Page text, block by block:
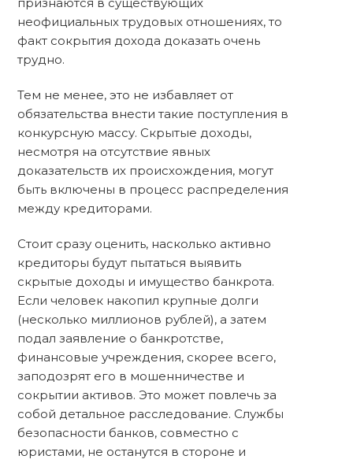
неофициальных трудовых отношениях, то
факт сокрытия дохода доказать очень
трудно.
Тем не менее, это не избавляет от
обязательства внести такие поступления в
конкурсную массу. Скрытые доходы,
несмотря на отсутствие явных
доказательств их происхождения, могут
быть включены в процесс распределения
между кредиторами.
Стоит сразу оценить, насколько активно
кредиторы будут пытаться выявить
скрытые доходы и имущество банкрота.
Если человек накопил крупные долги
(несколько миллионов рублей), а затем
подал заявление о банкротстве,
финансовые учреждения, скорее всего,
заподозрят его в мошенничестве и
сокрытии активов. Это может повлечь за
собой детальное расследование. Службы
безопасности банков, совместно с
юристами, не останутся в стороне и